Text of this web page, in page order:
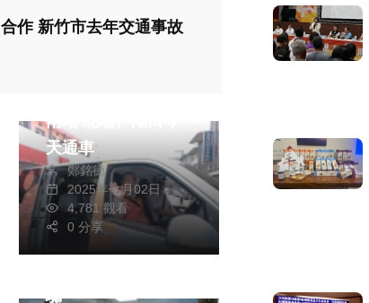
作 新竹市去年交通事故
兩站 北埔、湖口今
天通車
鄭銘德
2025年七月02日
4,781 觀看
0 分享
社會 生活
老翁險些因網路診斷
騙